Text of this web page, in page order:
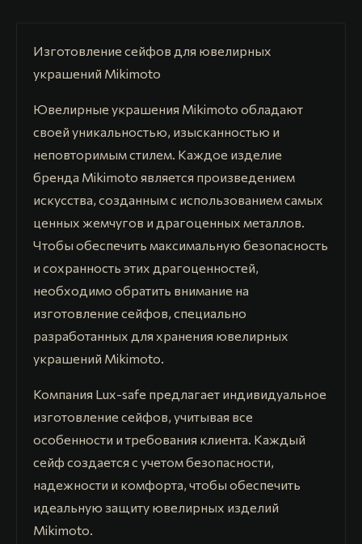
Изготовление сейфов для ювелирных
украшений Mikimoto
Ювелирные украшения Mikimoto обладают
своей уникальностью, изысканностью и
неповторимым стилем. Каждое изделие
бренда Mikimoto является произведением
искусства, созданным с использованием самых
ценных жемчугов и драгоценных металлов.
Чтобы обеспечить максимальную безопасность
и сохранность этих драгоценностей,
необходимо обратить внимание на
изготовление сейфов, специально
разработанных для хранения ювелирных
украшений Mikimoto.
Компания Lux-safe предлагает индивидуальное
изготовление сейфов, учитывая все
особенности и требования клиента. Каждый
сейф создается с учетом безопасности,
надежности и комфорта, чтобы обеспечить
идеальную защиту ювелирных изделий
Mikimoto.